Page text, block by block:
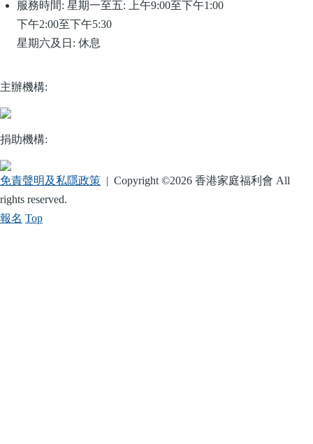
服務時間: 星期一至五: 上午9:00至下午1:00
下午2:00至下午5:30
星期六及日: 休息
主辦機構:
捐助機構:
免責聲明及私隱政策 | Copyright ©2026 香港家庭福利會 All
rights reserved.
報名 Top